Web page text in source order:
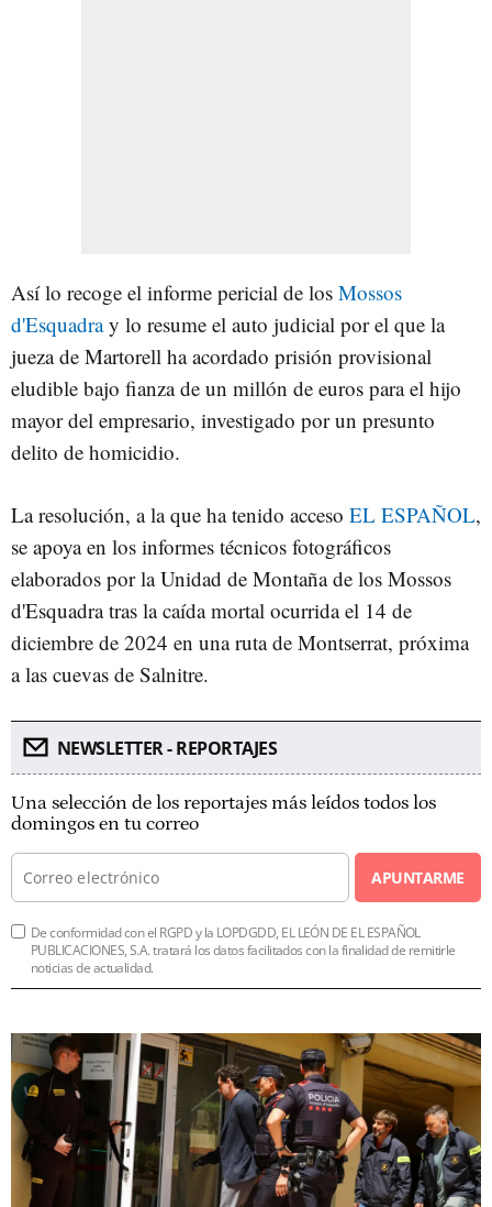
Así lo recoge el informe pericial de los Mossos
d'Esquadray lo resume el auto judicial por el que la
jueza de Martorell ha acordado prisión provisional
eludible bajo fianza de un millón de euros para el hijo
mayor del empresario, investigado por un presunto
delito de homicidio.
La resolución, a la que ha tenido acceso EL ESPAÑOL,
se apoya en los informes técnicos fotográficos
elaborados por la Unidad de Montaña de los Mossos
d'Esquadra tras la caída mortal ocurrida el 14 de
diciembre de 2024 en una ruta de Montserrat, próxima
a las cuevas de Salnitre.
NEWSLETTER - REPORTAJES
Una selección de los reportajes más leídos todos los
domingos en tu correo
APUNTARME
De conformidad con el RGPD y la LOPDGDD, EL LEÓN DE EL ESPAÑOL
PUBLICACIONES, S.A. tratará los datos facilitados con la finalidad de remitirle
noticias de actualidad.